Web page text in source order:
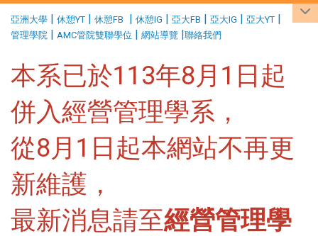
亞洲大學 | 休憩YT | 休憩FB | 休憩IG | 亞大FB | 亞大IG | 亞大YT |
管理學院 | AMC管院雙聯學位 | 網站導覽 |聯絡我們
本系已於113年8月1日起
併入經營管理學系，
從8月1日起本網站不再更
新維護，
最新消息請至經營管理學